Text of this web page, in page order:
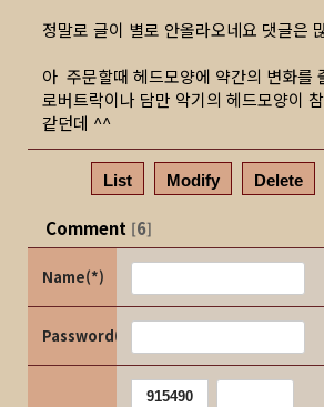
정말로 글이 별로 안올라오네요 댓글은
아 주문할때 헤드모양에 약간의 변화를
로버트락이나 담만 악기의 헤드모양이
같던데 ^^
List Modify Delete
Comment [6]
Name(*)
Password(*)